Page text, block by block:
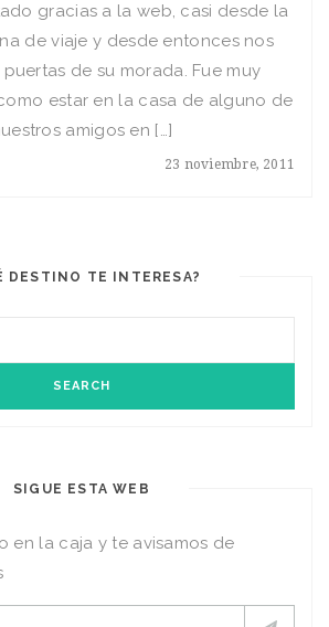
23 noviembre, 2011
gracias a la web, casi desde la
de viaje y desde entonces nos
de su morada. Fue muy
estar en la casa de alguno de
amigos en […]
DESTINO TE INTERESA?
SIGUE ESTA WEB
en la caja y te avisamos de